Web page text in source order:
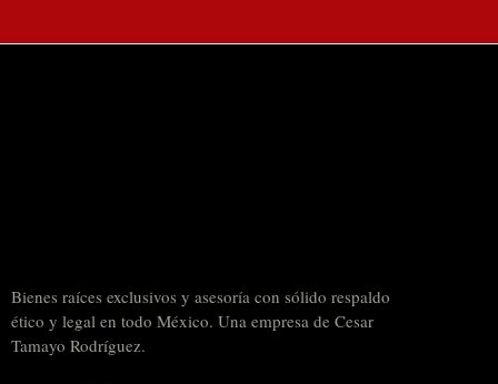
Bienes raíces exclusivos y asesoría con sólido respaldo
ético y legal en todo México. Una empresa de Cesar
Tamayo Rodríguez.